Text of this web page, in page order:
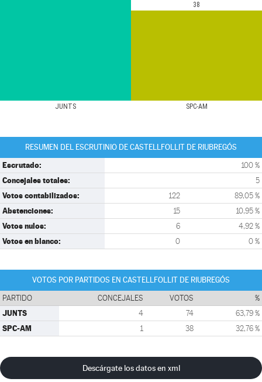
JUNTS SPC-AM
38
RESUMEN DEL ESCRUTINIO DE CASTELLFOLLIT DE RIUBREGÓS
Escrutado: 100 %
Concejales totales: 5
Votos contabilizados: 122 89,05 %
Abstenciones: 15 10,95 %
Votos nulos: 6 4,92 %
Votos en blanco: 0 0 %
VOTOS POR PARTIDOS EN CASTELLFOLLIT DE RIUBREGÓS
PARTIDO CONCEJALES VOTOS %
JUNTS 4 74 63,79 %
SPC-AM 1 38 32,76 %
Descárgate los datos en xml